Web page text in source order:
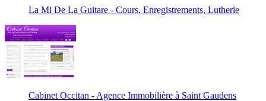
La Mi De La Guitare - Cours, Enregistrements, Lutherie
Cabinet Occitan - Agence Immobilière à Saint Gaudens